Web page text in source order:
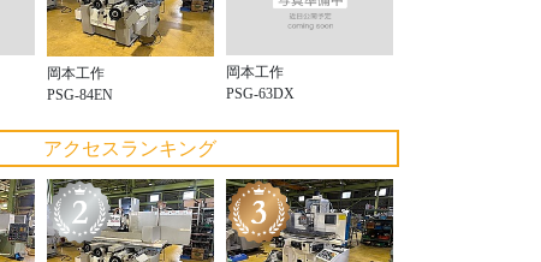
岡本工作
PSG-84EN
岡本工作
PSG-63DX
アクセスランキング